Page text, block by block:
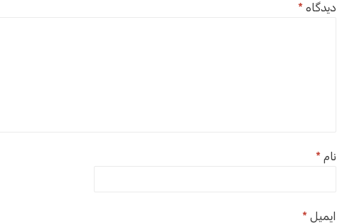
دیدگاه*
نام*
ایمیل*